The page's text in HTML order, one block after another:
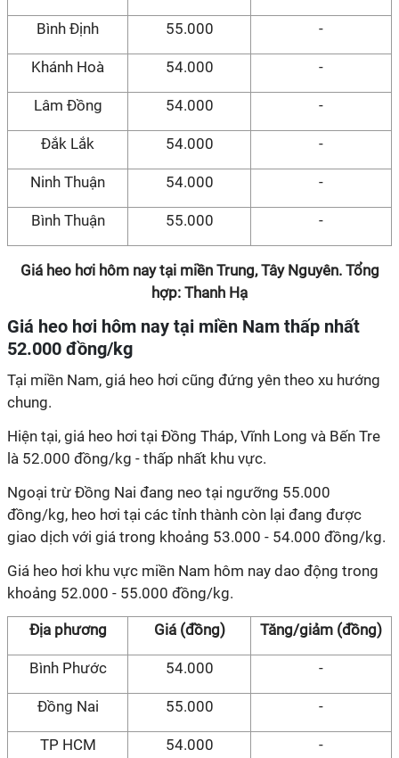
Bình Định 55.000 -
Khánh Hoà 54.000 -
Lâm Đồng 54.000 -
Đắk Lắk 54.000 -
Ninh Thuận 54.000 -
Bình Thuận 55.000 -
Giá heo hơi hôm nay tại miền Trung, Tây Nguyên. Tổng
hợp: Thanh Hạ
Giá heo hơi hôm nay tại miền Nam thấp nhất
52.000 đồng/kg
Tại miền Nam, giá heo hơi cũng đứng yên theo xu hướng
chung.
Hiện tại, giá heo hơi tại Đồng Tháp, Vĩnh Long và Bến Tre
là 52.000 đồng/kg - thấp nhất khu vực.
Ngoại trừ Đồng Nai đang neo tại ngưỡng 55.000
đồng/kg, heo hơi tại các tỉnh thành còn lại đang được
giao dịch với giá trong khoảng 53.000 - 54.000 đồng/kg.
Giá heo hơi khu vực miền Nam hôm nay dao động trong
khoảng 52.000 - 55.000 đồng/kg.
Địa phương Giá (đồng) Tăng/giảm (đồng)
Bình Phước 54.000 -
Đồng Nai 55.000 -
TP HCM 54.000 -